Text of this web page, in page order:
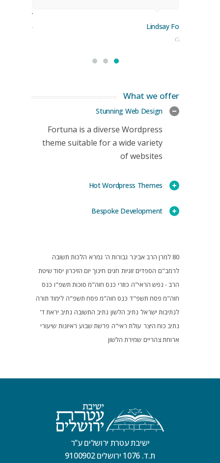
Lindsay Ford
CEO
Stoner
Manager
What we offer
Stunning Web Design
Fortuna is a diverse Wordpress
theme suitable for a wide variety
of websites
Hot Wordpress Themes
Bespoke Development
80 למרן הרב אבינר גבורות ה' גמרא הלכות תשובה
לרמב"ם הספדים זוגיות חגים חינוך יום הזיכרון יסוד שיטת
הרב - נפש הראי"ה כוזרי כנס חוה"מ סוכות תשפ"ו כנס
חוה"מ פסח תשפ"ד כנס חוה"מ פסח תשפ"ה לימוד תורה
לנתיבות ישראל נתיב הלשון נתיב התשובה נתיב יראת ד'
נתיב כוח היצר עולת ראי"ה פרשת שבוע ראיונות שיעורי
ארוחת צהריים שמירת הלשון
ישיבת עטרת ירושלים ע”ר
ת.ד. 1076 ירושלים 9100902